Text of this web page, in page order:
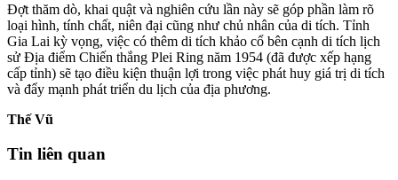
Đợt thăm dò, khai quật và nghiên cứu lần này sẽ góp phần làm rõ
loại hình, tính chất, niên đại cũng như chủ nhân của di tích. Tỉnh
Gia Lai kỳ vọng, việc có thêm di tích khảo cổ bên cạnh di tích lịch
sử Địa điểm Chiến thắng Plei Ring năm 1954 (đã được xếp hạng
cấp tỉnh) sẽ tạo điều kiện thuận lợi trong việc phát huy giá trị di tích
và đẩy mạnh phát triển du lịch của địa phương.
Thế Vũ
Tin liên quan